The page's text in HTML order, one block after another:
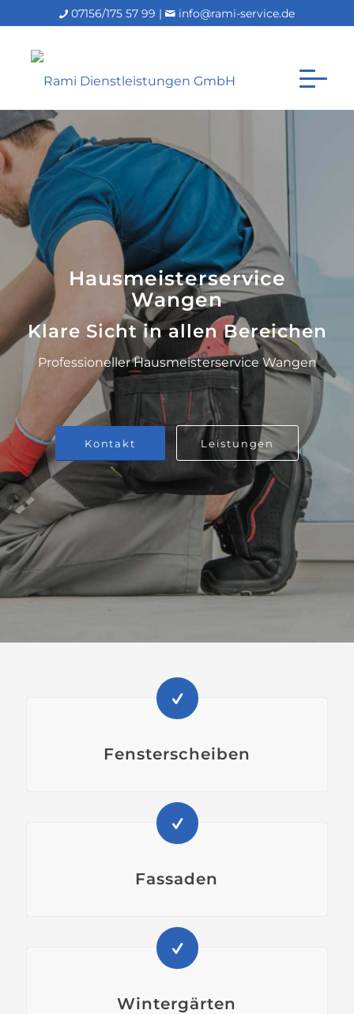
07156/175 57 99 | info@rami-service.de
Hausmeisterservice
Wangen
Klare Sicht in allen Bereichen
Professioneller Hausmeisterservice Wangen
Kontakt Leistungen
Fensterscheiben
Fassaden
Wintergärten